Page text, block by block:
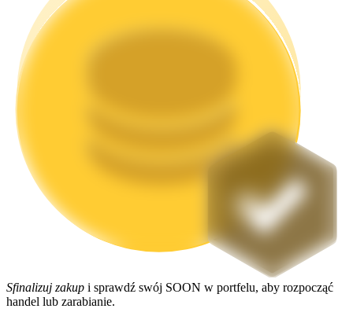
Stawianie
Wysokie zyski i natychmiastowy dostęp
Launchpool
Elastyczne stawianie zakładów, aby zarabiać na popularnych
Sfinalizuj zakup i sprawdź swój SOON w portfelu, aby rozpocząć
handel lub zarabianie.